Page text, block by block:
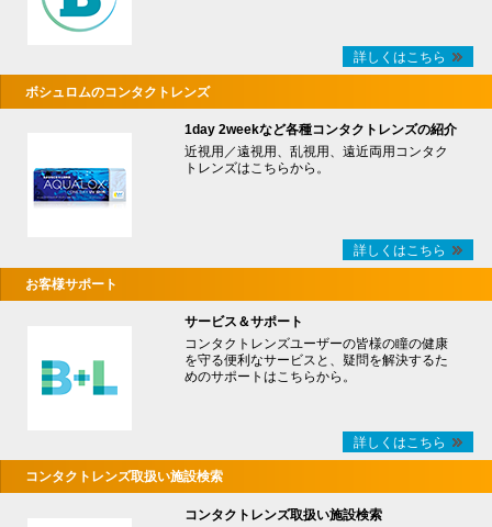
詳しくはこちら
ボシュロムのコンタクトレンズ
1day 2weekなど各種コンタクトレンズの紹介
近視用／遠視用、乱視用、遠近両用コンタク
トレンズはこちらから。
詳しくはこちら
お客様サポート
サービス＆サポート
コンタクトレンズユーザーの皆様の瞳の健康
を守る便利なサービスと、疑問を解決するた
めのサポートはこちらから。
詳しくはこちら
コンタクトレンズ取扱い施設検索
コンタクトレンズ取扱い施設検索